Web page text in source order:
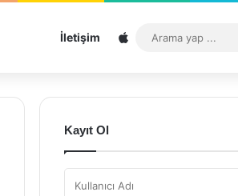
İletişim Sitemap
Kayıt Ol